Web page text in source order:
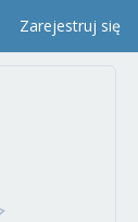
Zarejestruj się